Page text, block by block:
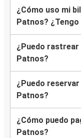
¿Cómo uso mi
Patnos?
¿Puedo rastrear
Patnos?
¿Puedo
Patnos?
¿Cómo puedo
Patnos?